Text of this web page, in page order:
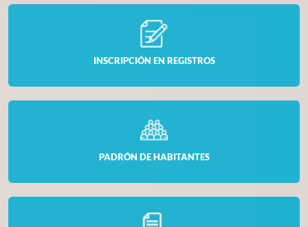
INSCRIPCIÓN EN REGISTROS
PADRÓN DE HABITANTES